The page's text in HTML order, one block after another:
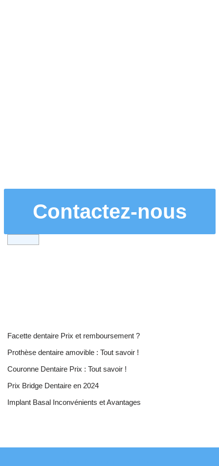
Contactez-nous
Facette dentaire Prix et remboursement ?
Prothèse dentaire amovible : Tout savoir !
Couronne Dentaire Prix : Tout savoir !
Prix Bridge Dentaire en 2024
Implant Basal Inconvénients et Avantages